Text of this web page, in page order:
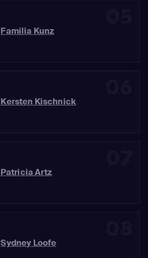
Familia Kunz
Kersten Kischnick
Patricia Artz
Sydney Loofe